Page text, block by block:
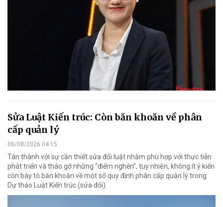
Sửa Luật Kiến trúc: Còn băn khoăn về phân
cấp quản lý
08/08/2026 04:15
Tán thành với sự cần thiết sửa đổi luật nhằm phù hợp với thực tiễn
phát triển và tháo gỡ những “điểm nghẽn”, tuy nhiên, không ít ý kiến
còn bày tỏ băn khoăn về một số quy định phân cấp quản lý trong
Dự thảo Luật Kiến trúc (sửa đổi).